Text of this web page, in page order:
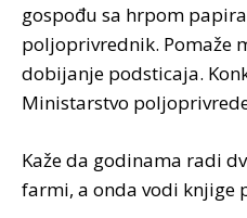
gospođu sa hrpom
poljoprivrednik. Pomaže
dobijanje podsticaja.
Ministarstvo
Kaže da godinama radi
farmi, a onda vodi knjige